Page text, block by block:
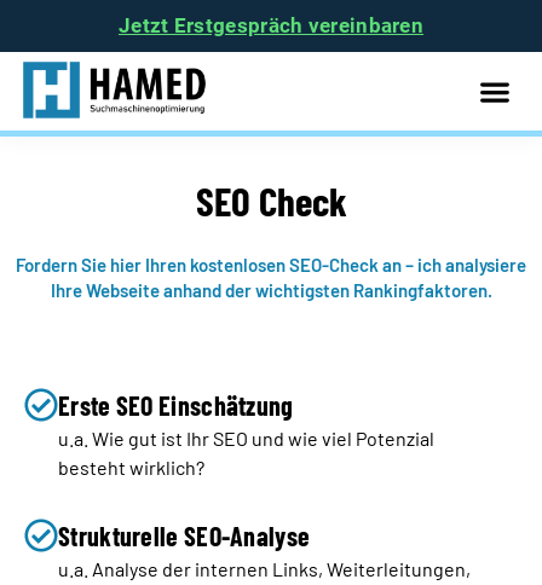
Jetzt Erstgespräch vereinbaren
SEO Check
Fordern Sie hier Ihren kostenlosen SEO-Check an – ich analysiere
Ihre Webseite anhand der wichtigsten Rankingfaktoren.
Erste SEO Einschätzung
u.a. Wie gut ist Ihr SEO und wie viel Potenzial
besteht wirklich?
Strukturelle SEO-Analyse
u.a. Analyse der internen Links, Weiterleitungen,